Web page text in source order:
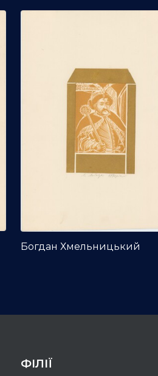
Богдан Хмельницький
ФІЛІЇ